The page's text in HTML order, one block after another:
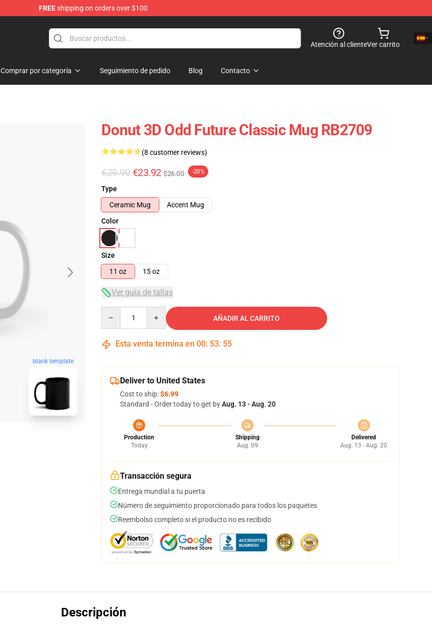
FREEshipping on orders over $100
Atención al clienteVer carrito
Comprar por categoría Seguimiento de pedido Blog Contacto
blank template
Donut 3D Odd Future Classic Mug RB2709
(8 customer reviews)
€29.90 €23.92 $26.00 -20%
Type
Ceramic Mug
Accent Mug
Color
Size
11 oz
15 oz
Ver guía de tallas
AÑADIR AL CARRITO
Esta venta termina en 00: 53: 54
Deliver to United States
Cost to ship:$6.99
Standard - Order today to get byAug. 13 - Aug. 20
Production
Today
Shipping
Aug. 09
Delivered
Aug. 13 - Aug. 20
Transacción segura
Entrega mundial a tu puerta
Número de seguimiento proporcionado para todos los paquetes
Reembolso completo si el producto no es recibido
Descripción